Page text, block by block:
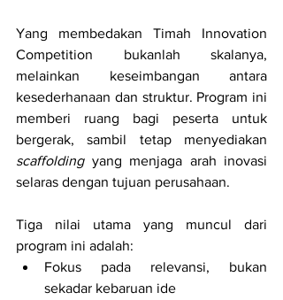
Yang membedakan Timah Innovation
Competition bukanlah skalanya,
melainkan keseimbangan antara
kesederhanaan dan struktur. Program ini
memberi ruang bagi peserta untuk
scaffolding yang menjaga arah inovasi
selaras dengan tujuan perusahaan.
Tiga nilai utama yang muncul dari
program ini adalah:
Fokus pada relevansi, bukan
sekadar kebaruan ide